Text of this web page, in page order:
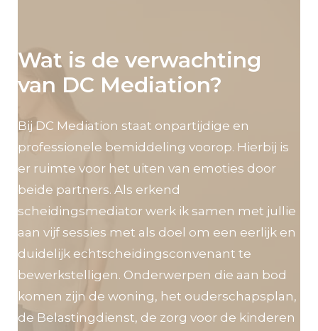
Wat is de verwachting
van DC Mediation?
Bij DC Mediation staat onpartijdige en
professionele bemiddeling voorop. Hierbij is
er ruimte voor het uiten van emoties door
beide partners. Als erkend
scheidingsmediator werk ik samen met jullie
aan vijf sessies met als doel om een eerlijk en
duidelijk echtscheidingsconvenant te
bewerkstelligen. Onderwerpen die aan bod
komen zijn de woning, het ouderschapsplan,
de Belastingdienst, de zorg voor de kinderen